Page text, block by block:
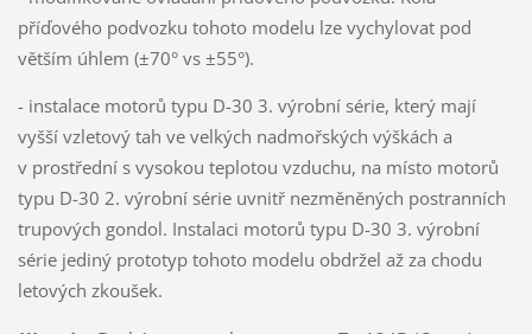
příďového podvozku tohoto modelu lze vychylovat pod
větším úhlem (±70° vs ±55°).
- instalace motorů typu D-30 3. výrobní série, který mají
vyšší vzletový tah ve velkých nadmořských výškách a
v prostřední s vysokou teplotou vzduchu, na místo motorů
typu D-30 2. výrobní série uvnitř nezměněných postranních
trupových gondol. Instalaci motorů typu D-30 3. výrobní
série jediný prototyp tohoto modelu obdržel až za chodu
letových zkoušek.